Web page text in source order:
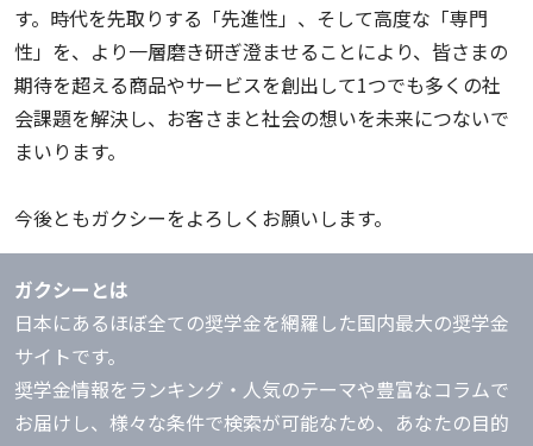
す。時代を先取りする「先進性」、そして高度な「専門
性」を、より一層磨き研ぎ澄ませることにより、皆さまの
期待を超える商品やサービスを創出して1つでも多くの社
会課題を解決し、お客さまと社会の想いを未来につないで
まいります。
今後ともガクシーをよろしくお願いします。
ガクシーとは
日本にあるほぼ全ての奨学金を網羅した国内最大の奨学金
サイトです。
奨学金情報をランキング・人気のテーマや豊富なコラムで
お届けし、様々な条件で検索が可能なため、あなたの目的